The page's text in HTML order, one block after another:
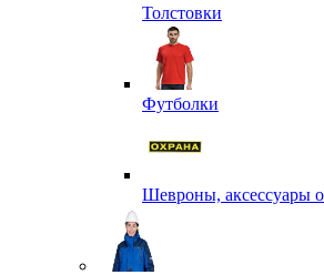
Толстовки
Футболки
Шевроны, аксессуары